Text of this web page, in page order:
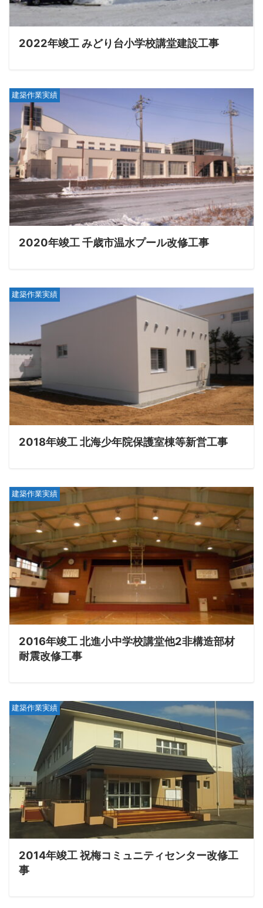
2022年竣工 みどり台小学校講堂建設工事
建築作業実績
2020年竣工 千歳市温水プール改修工事
建築作業実績
2018年竣工 北海少年院保護室棟等新営工事
建築作業実績
2016年竣工 北進小中学校講堂他2非構造部材
耐震改修工事
建築作業実績
2014年竣工 祝梅コミュニティセンター改修工
事